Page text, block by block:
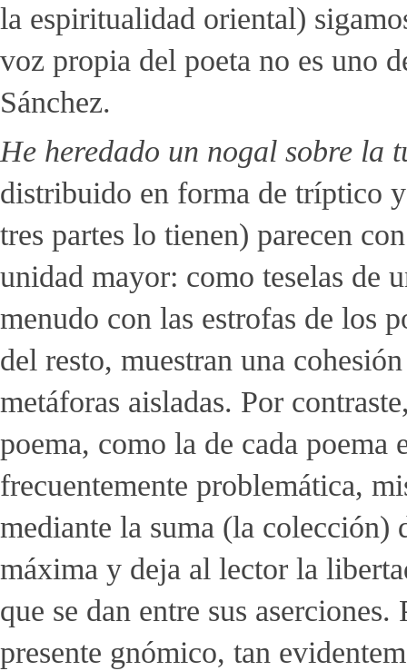
la espiritualidad oriental)
voz propia del poeta no es uno
Sánchez.
He heredado un nogal sobre la
distribuido en forma de tríptico
tres partes lo tienen) parecen
unidad mayor: como teselas de
menudo con las estrofas de los
del resto, muestran una
metáforas aisladas. Por
poema, como la de cada poema
frecuentemente problemática,
mediante la suma (la colección)
máxima y deja al lector la
que se dan entre sus
presente gnómico, tan